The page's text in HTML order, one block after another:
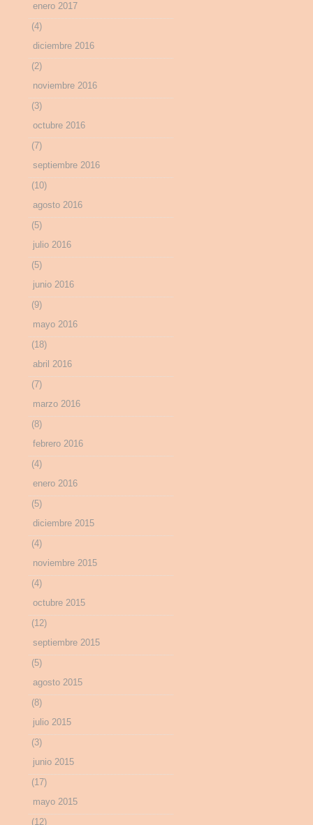
enero 2017
(4)
diciembre 2016
(2)
noviembre 2016
(3)
octubre 2016
(7)
septiembre 2016
(10)
agosto 2016
(5)
julio 2016
(5)
junio 2016
(9)
mayo 2016
(18)
abril 2016
(7)
marzo 2016
(8)
febrero 2016
(4)
enero 2016
(5)
diciembre 2015
(4)
noviembre 2015
(4)
octubre 2015
(12)
septiembre 2015
(5)
agosto 2015
(8)
julio 2015
(3)
junio 2015
(17)
mayo 2015
(12)